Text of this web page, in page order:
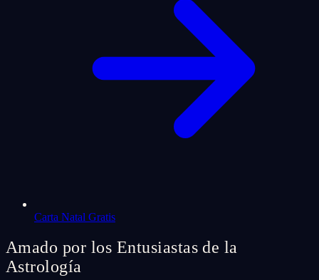
Carta Natal Gratis
Amado por los Entusiastas de la
Astrología